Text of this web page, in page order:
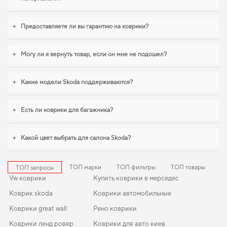
выбора,купити коврики для chevrolet lacetti
заботиться о вашем авто и рекомендовать продукцию, в надежности
которой уверены.
+ Предоставляете ли вы гарантию на коврики?
+ Могу ли я вернуть товар, если он мне не подошел?
+ Какие модели Skoda поддерживаются?
+ Есть ли коврики для багажника?
+ Какой цвет выбрать для салона Skoda?
ТОП запросы ТОП марки ТОП фильтры ТОП товары
Vw коврики
Коврик skoda
Коврики great wall
Коврики ленд ровер
Купить коврики в мерседес
Коврики автомобильные
Рено коврики
Коврики для авто киев